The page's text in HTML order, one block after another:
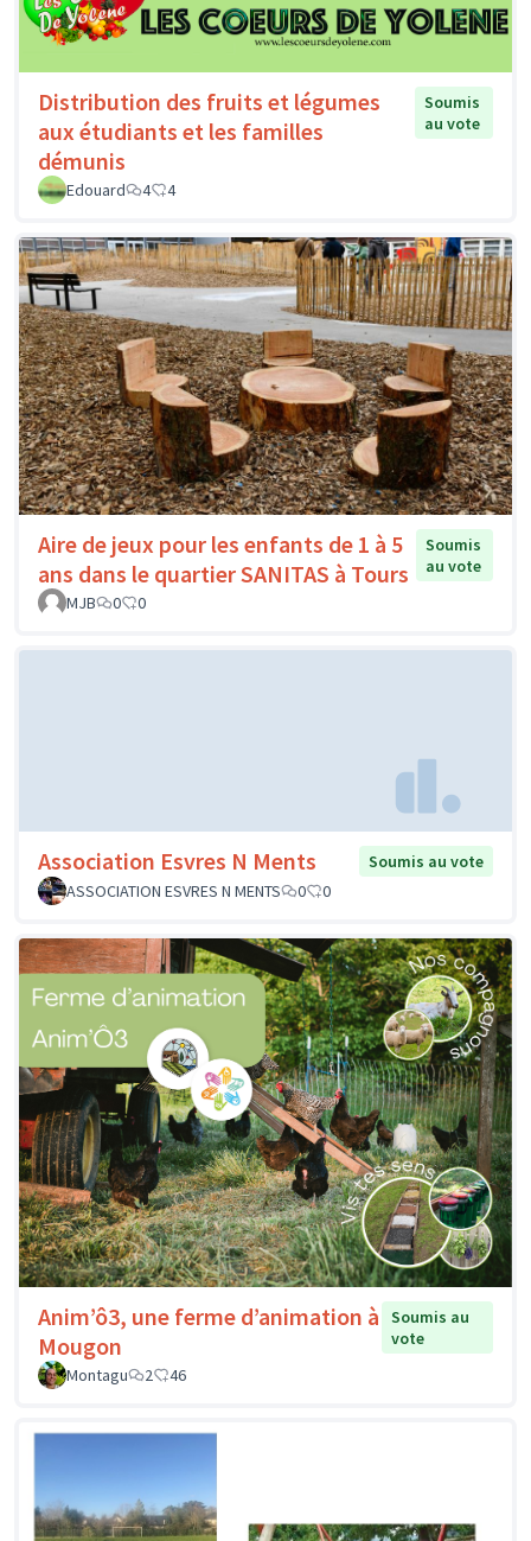
Distribution des fruits et légumes
aux étudiants et les familles
démunis
Soumis
au vote
Edouard 4 4
Aire de jeux pour les enfants de 1 à 5
ans dans le quartier SANITAS à Tours
Soumis
au vote
MJB
0 0
Association Esvres N Ments
Soumis au vote
ASSOCIATION ESVRES N MENTS
0 0
Anim’ô3, une ferme d’animation à
Mougon
Soumis au
vote
Montagu
2 46